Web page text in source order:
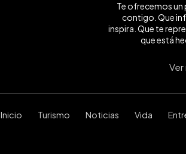
Te ofrecemos
contigo. Que
inspira. Que te
que está
Ver
Inicio Turismo Noticias Vida